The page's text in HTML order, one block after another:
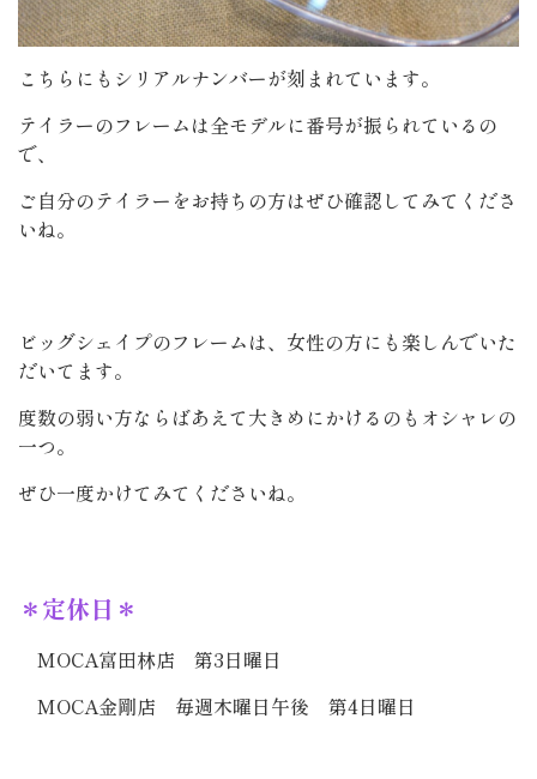
こちらにもシリアルナンバーが刻まれています。
テイラーのフレームは全モデルに番号が振られているの
で、
ご自分のテイラーをお持ちの方はぜひ確認してみてくださ
いね。
ビッグシェイプのフレームは、女性の方にも楽しんでいた
だいてます。
度数の弱い方ならばあえて大きめにかけるのもオシャレの
一つ。
ぜひ一度かけてみてくださいね。
＊定休日＊
MOCA富田林店 第3日曜日
MOCA金剛店 毎週木曜日午後 第4日曜日